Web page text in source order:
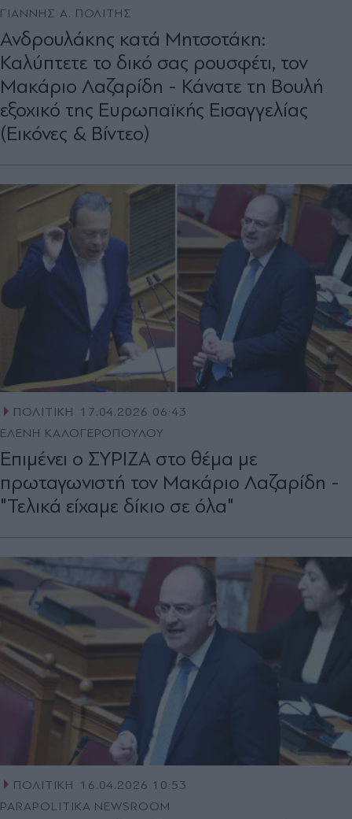
ΓΙΑΝΝΗΣ Α. ΠΟΛΙΤΗΣ
Ανδρουλάκης κατά Μητσοτάκη:
Καλύπτετε το δικό σας ρουσφέτι, τον
Μακάριο Λαζαρίδη - Κάνατε τη Βουλή
εξοχικό της Ευρωπαϊκής Εισαγγελίας
(Εικόνες & Βίντεο)
ΠΟΛΙΤΙΚΗ
17.04.2026 06:43
ΕΛΕΝΗ ΚΑΛΟΓΕΡΟΠΟΥΛΟΥ
Επιμένει ο ΣΥΡΙΖΑ στο θέμα με
πρωταγωνιστή τον Μακάριο Λαζαρίδη -
"Τελικά είχαμε δίκιο σε όλα"
ΠΟΛΙΤΙΚΗ
16.04.2026 10:53
PARAPOLITIKA NEWSROOM